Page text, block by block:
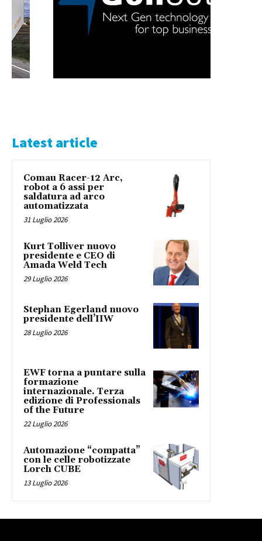
Latest article
Comau Racer-12 Arc,
robot a 6 assi per
saldatura ad arco
automatizzata
31 Luglio 2026
Kurt Tolliver nuovo
presidente e CEO di
Amada Weld Tech
29 Luglio 2026
Stephan Egerland nuovo
presidente dell’IIW
28 Luglio 2026
EWF torna a puntare sulla
formazione
internazionale. Terza
edizione di Professionals
of the Future
22 Luglio 2026
Automazione “compatta”
con le celle robotizzate
Lorch CUBE
13 Luglio 2026